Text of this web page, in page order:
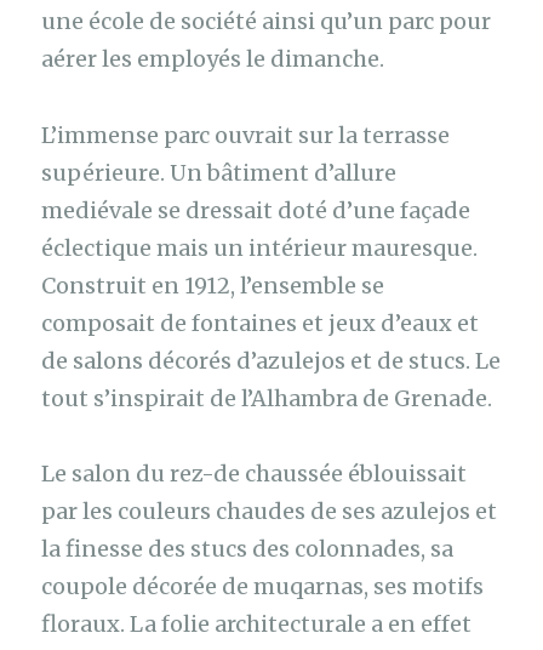
une école de société ainsi qu’un parc pour
aérer les employés le dimanche.
L’immense parc ouvrait sur la terrasse
supérieure. Un bâtiment d’allure
mediévale se dressait doté d’une façade
éclectique mais un intérieur mauresque.
Construit en 1912, l’ensemble se
composait de fontaines et jeux d’eaux et
de salons décorés d’azulejos et de stucs. Le
tout s’inspirait de l’Alhambra de Grenade.
Le salon du rez-de chaussée éblouissait
par les couleurs chaudes de ses azulejos et
la finesse des stucs des colonnades, sa
coupole décorée de muqarnas, ses motifs
floraux. La folie architecturale a en effet